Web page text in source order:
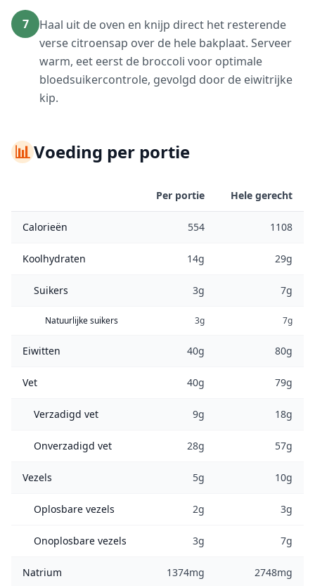
7
Haal uit de oven en knijp direct het resterende
verse citroensap over de hele bakplaat. Serveer
warm, eet eerst de broccoli voor optimale
bloedsuikercontrole, gevolgd door de eiwitrijke
kip.
📊Voeding per portie
Per portie Hele gerecht
Calorieën 554 1108
Koolhydraten 14g 29g
Suikers 3g 7g
Natuurlijke suikers 3g 7g
Eiwitten 40g 80g
Vet 40g 79g
Verzadigd vet 9g 18g
Onverzadigd vet 28g 57g
Vezels 5g 10g
Oplosbare vezels 2g 3g
Onoplosbare vezels 3g 7g
Natrium 1374mg 2748mg